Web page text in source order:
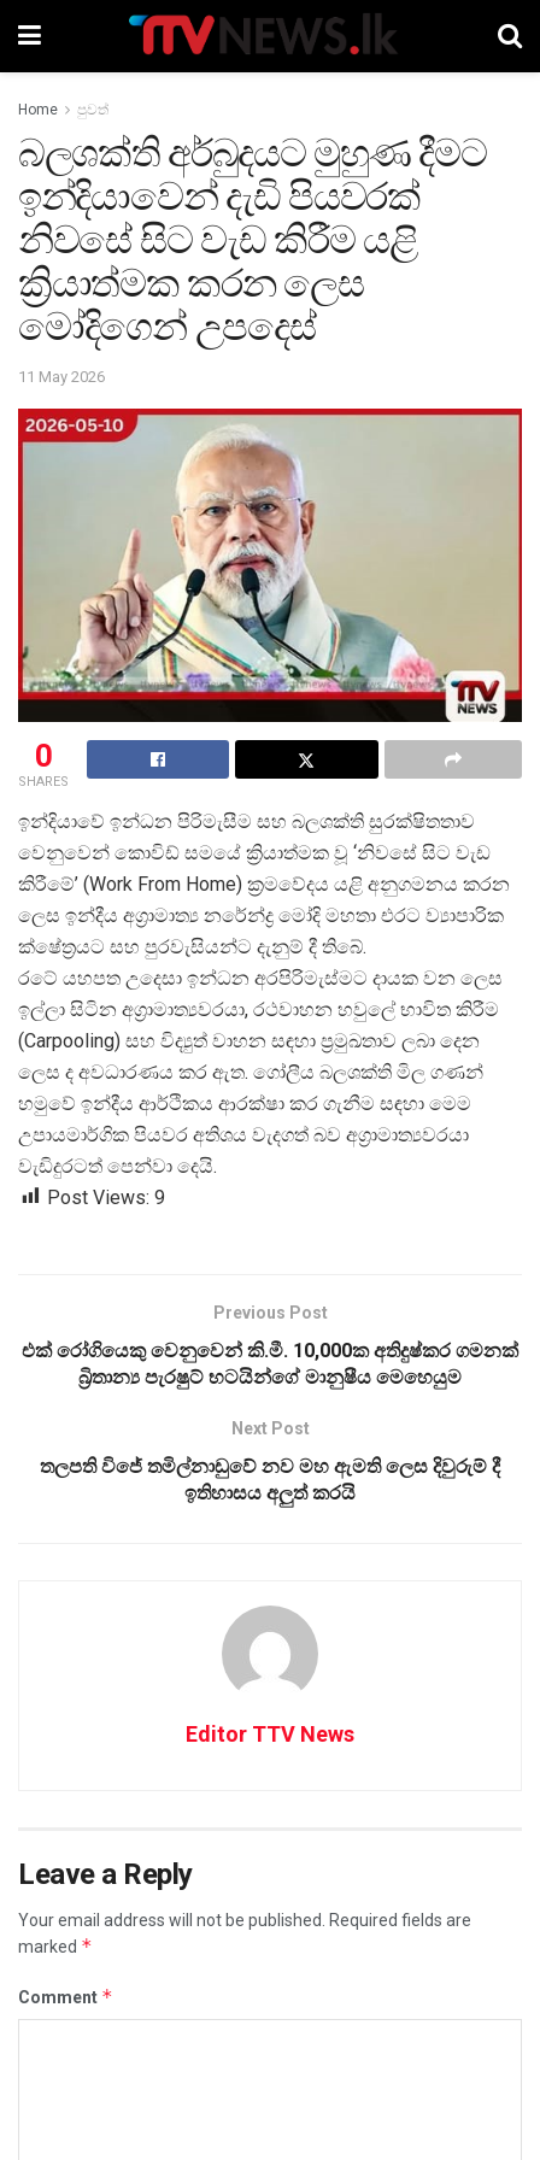
Home පුවත්
බලශක්ති අර්බුදයට මුහුණ දීමට
ඉන්දියාවෙන් දැඩි පියවරක්
නිවසේ සිට වැඩ කිරීම යළි
ක්‍රියාත්මක කරන ලෙස
මෝදිගෙන් උපදෙස්
11 May 2026
0
SHARES
ඉන්දියාවේ ඉන්ධන පිරිමැසීම සහ බලශක්ති සුරක්ෂිතතාව
වෙනුවෙන් කොවිඩ් සමයේ ක්රියාත්මක වූ ‘නිවසේ සිට වැඩ
කිරීමේ’ (Work From Home) ක්රමවේදය යළි අනුගමනය කරන
ලෙස ඉන්දීය අග්රාමාත් ය නරේන්ද් ර මෝදි මහතා එරට ව්යාපාරික
ක්ෂේත්රයට සහ පුරවැසියන්ට දැනුම් දී තිබේ.
රටේ යහපත උදෙසා ඉන්ධන අරපිරිමැස්මට දායක වන ලෙස
ඉල්ලා සිටින අග්රාමාත්යවරයා, රථවාහන හවුලේ භාවිත කිරීම
(Carpooling) සහ විද්යුත් වාහන සඳහා ප්රමුඛතාව ලබා දෙන
ලෙස ද අවධාරණය කර ඇත. ගෝලීය බලශක්ති මිල ගණන්
හමුවේ ඉන්දීය ආර්ථිකය ආරක්ෂා කර ගැනීම සඳහා මෙම
උපායමාර්ගික පියවර අතිශය වැදගත් බව අග්රාමාත්යවරයා
වැඩිදුරටත් පෙන්වා දෙයි.
Post Views: 9
Previous Post
එක් රෝගියෙකු වෙනුවෙන් කි.මී. 10,000ක අතිදුෂ්කර ගමනක්
බ්‍රිතාන්‍ය පැරෂුට් භටයින්ගේ මානුෂීය මෙහෙයුම
Next Post
තලපති විජේ තමිල්නාඩුවේ නව මහ ඇමති ලෙස දිවුරුම් දී
ඉතිහාසය අලුත් කරයි
Editor TTV News
Leave a Reply
Your email address will not be published.
Required fields are
marked *
Comment *